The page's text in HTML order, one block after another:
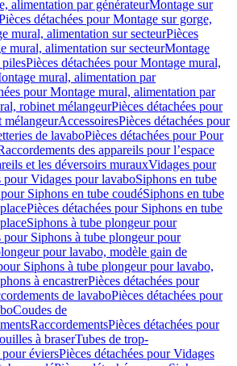
alimentation par générateurMontage sur
détachées pour Montage sur gorge,
mural, alimentation sur secteurPièces
mural, alimentation sur secteurMontage
Pièces détachées pour Montage mural,
mural, alimentation par
pour Montage mural, alimentation par
robinet mélangeurPièces détachées pour
mélangeurAccessoiresPièces détachées pour
de lavaboPièces détachées pour Pour
des appareils pour l’espace
et les déversoirs murauxVidages pour
pour Vidages pour lavaboSiphons en tube
Siphons en tube coudéSiphons en tube
Pièces détachées pour Siphons en tube
Siphons à tube plongeur pour
pour Siphons à tube plongeur pour
pour lavabo, modèle gain de
Siphons à tube plongeur pour lavabo,
à encastrerPièces détachées pour
de lavaboPièces détachées pour
Coudes de
RaccordementsPièces détachées pour
à braserTubes de trop-
éviersPièces détachées pour Vidages